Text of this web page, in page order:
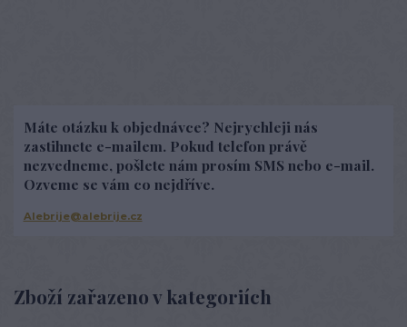
Zboží zařazeno v kategoriích
Máte otázku k objednávce? Nejrychleji nás
zastihnete e-mailem. Pokud telefon právě
nezvedneme, pošlete nám prosím SMS nebo e-mail.
Ozveme se vám co nejdříve.
Alebrije@alebrije.cz